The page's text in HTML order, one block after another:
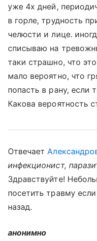
уже 4х дней,
в горле, трудность
челюсти и лице.
списываю на
таки страшно, что
мало вероятно, что
попасть в рану, если
Какова вероятность
Отвечает
инфекционист,
Здравствуйте!
посетить травму
назад.
анонимно